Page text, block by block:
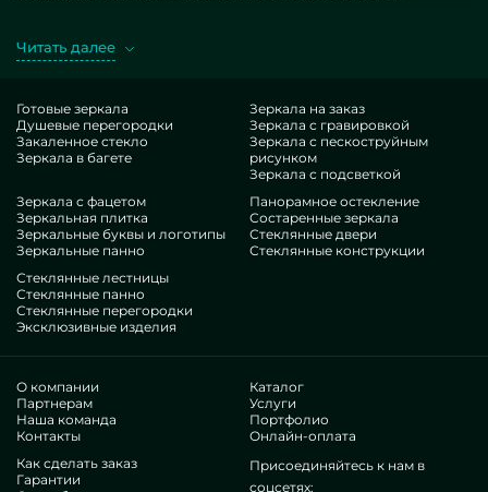
изделия в исполнении MILONYA, вы в точности
не проигрывающий иным альтернативам. Если вы
рассчитываете украсить свои офисы, дать им уюта,
индивидуальности, всенепременно изучите наши
предложения, от зеркал трельяжей и до неисчислимых
фурнитур.
Особенности нашей бригады
непохожих сфер. У всех достаточные опыт, что ублаготворит
даже прихотливых приобретателей. Упорно трудятся над
модернизацией рабочих умений, анализируют, как
поступать в затруднительных ситуациях. Сделают и
оборудуют Зеркало трельяж с нуля.
Получили почитание многих востребованных бизнесов
и неофициальных клиентов. Каскад великолепных
мнений —убедитесь воочию.
Трудимся в одиночку, это позволяет оптимизировать
производственные операции, получать все живее,
Читать далее
Готовые зеркала
Душевые перегородки
Закаленное стекло
Зеркала в багете
Зеркала на заказ
Зеркала с гравировкой
Зеркала с пескоструйным
рисунком
Зеркала с подсветкой
Зеркала с фацетом
Зеркальная плитка
Зеркальные буквы и логотипы
Зеркальные панно
Панорамное остекление
Состаренные зеркала
Стеклянные двери
Стеклянные конструкции
Стеклянные лестницы
Стеклянные панно
Стеклянные перегородки
Эксклюзивные изделия
О компании
Партнерам
Наша команда
Контакты
Каталог
Услуги
Портфолио
Онлайн-оплата
Как сделать заказ
Гарантии
Присоединяйтесь к нам в
соцсетях: